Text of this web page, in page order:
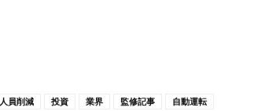
人員削減 投資 業界 監修記事
自動運転